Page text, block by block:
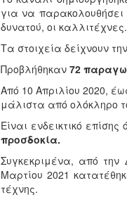
για να παρακολουθήσει
δυνατού, οι καλλιτέχνες.
Τα στοιχεία δείχνουν
Προβλήθηκαν 72
Από 10 Απριλίου 2020,
μάλιστα από ολόκληρο
Είναι ενδεικτικό επίσης
προσδοκία.
Συγκεκριμένα, από
Μαρτίου 2021
τέχνης.